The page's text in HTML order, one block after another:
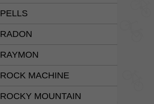
PELLS
RADON
RAYMON
ROCK MACHINE
ROCKY MOUNTAIN